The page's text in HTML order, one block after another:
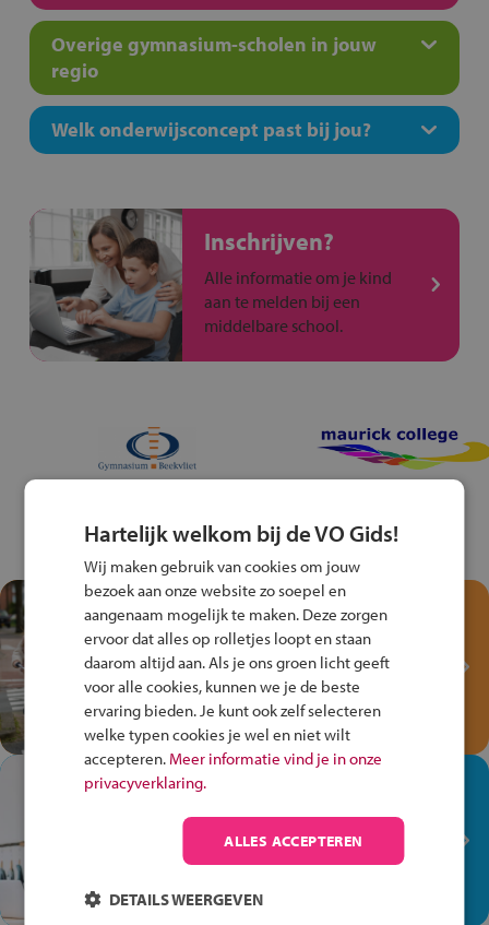
Overige gymnasium-scholen in jouw
regio
Welk onderwijsconcept past bij jou?
Inschrijven?
Alle informatie om je kind
aan te melden bij een
middelbare school.
Test je kennis met het
Fiets Veilig
Verkeersspel!
Speel het Fiets Veilig Verkeersspel
en win een Cortina-fiets!
In de winkel ben je op je
plek!
Ontdek via het vmbo jouw talent
op de winkelvloer, waar elke dag
anders is!
Hartelijk welkom bij de VO Gids!
Wij maken gebruik van cookies om jouw
bezoek aan onze website zo soepel en
aangenaam mogelijk te maken. Deze zorgen
ervoor dat alles op rolletjes loopt en staan
daarom altijd aan. Als je ons groen licht geeft
voor alle cookies, kunnen we je de beste
ervaring bieden. Je kunt ook zelf selecteren
welke typen cookies je wel en niet wilt
accepteren. Meer informatie vind je in onze
privacyverklaring.
ALLES ACCEPTEREN
DETAILS WEERGEVEN